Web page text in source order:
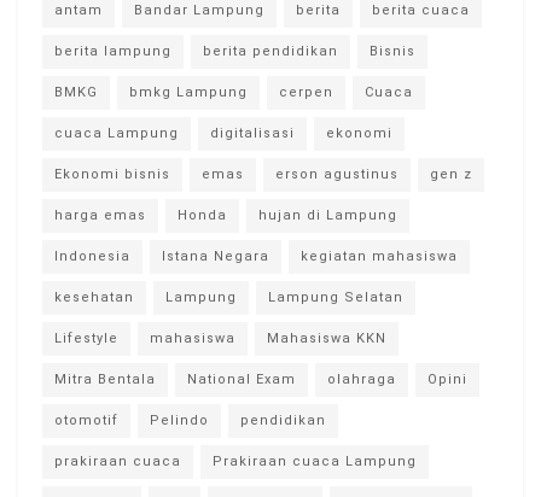
antam Bandar Lampung berita berita cuaca
berita lampung berita pendidikan Bisnis
BMKG bmkg Lampung cerpen Cuaca
cuaca Lampung digitalisasi ekonomi
Ekonomi bisnis emas erson agustinus gen z
harga emas Honda hujan di Lampung
Indonesia Istana Negara kegiatan mahasiswa
kesehatan Lampung Lampung Selatan
Lifestyle mahasiswa Mahasiswa KKN
Mitra Bentala National Exam olahraga Opini
otomotif Pelindo pendidikan
prakiraan cuaca Prakiraan cuaca Lampung